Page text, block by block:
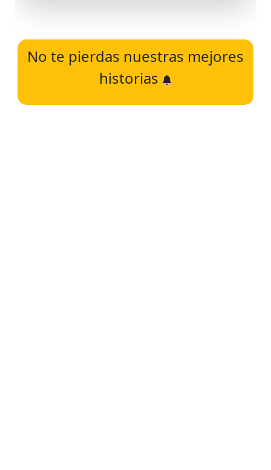
No te pierdas nuestras mejores
historias